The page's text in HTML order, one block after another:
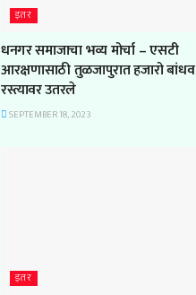
इतर
धनगर समाजाचा भव्य मोर्चा – एसटी
आरक्षणासाठी तुळजापुरात हजारो बांधव
रस्त्यावर उतरले
SEPTEMBER 18, 2023
इतर